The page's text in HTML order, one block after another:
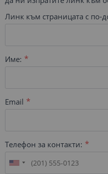
Линк към страницата с по-
Име:
Email
Телефон за контакти: